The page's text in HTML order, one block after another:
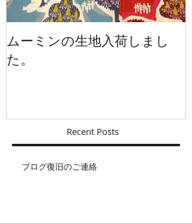
ムーミンの生地入荷しまし
た。
Recent Posts
ブログ復旧のご連絡